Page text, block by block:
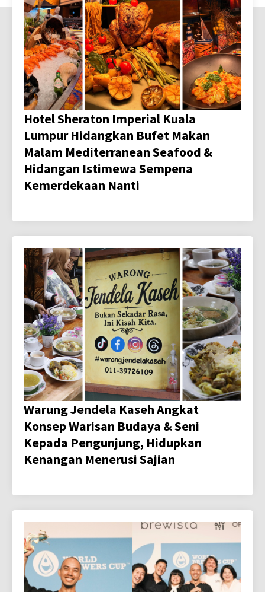
Hotel Sheraton Imperial Kuala
Lumpur Hidangkan Bufet Makan
Malam Mediterranean Seafood &
Hidangan Istimewa Sempena
Kemerdekaan Nanti
Warung Jendela Kaseh Angkat
Konsep Warisan Budaya & Seni
Kepada Pengunjung, Hidupkan
Kenangan Menerusi Sajian